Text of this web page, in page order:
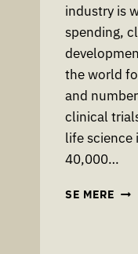
industry is
spending,
the world
and
clinical
life science
40,000…
SE MERE LIFE